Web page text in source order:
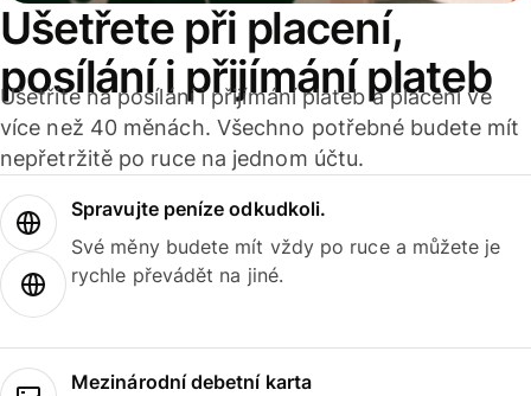
Ušetřete při placení,
posílání i přijímání plateb
Ušetříte na posílání i přijímání plateb a placení ve
více než 40 měnách. Všechno potřebné budete mít
nepřetržitě po ruce na jednom účtu.
Spravujte peníze odkudkoli.
Své měny budete mít vždy po ruce a můžete je
rychle převádět na jiné.
Mezinárodní debetní karta